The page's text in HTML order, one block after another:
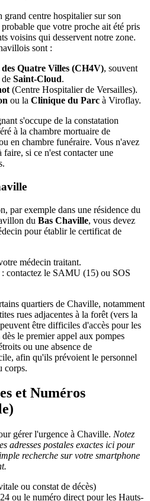
centre hospitalier sur son
que votre proche ait été pris
voisins qui desservent notre zone.
sont :
Quatre Villes (CH4V), souvent
Saint-Cloud.
(Centre Hospitalier de Versailles).
ou la Clinique du Parc à Viroflay.
s'occupe de la constatation
à la chambre mortuaire de
en chambre funéraire. Vous n'avez
faire, si ce n'est contacter une
par exemple dans une résidence du
du Bas Chaville, vous devez
pour établir le certificat de
médecin traitant.
contactez le SAMU (15) ou SOS
quartiers de Chaville, notamment
rues adjacentes à la forêt (vers la
être difficiles d'accès pour les
le premier appel aux pompes
ou une absence de
afin qu'ils prévoient le personnel
corps.
et Numéros
gérer l'urgence à Chaville. Notez
adresses postales exactes ici pour
recherche sur votre smartphone
ou constat de décès)
ou le numéro direct pour les Hauts-